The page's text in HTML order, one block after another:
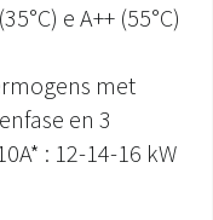
e A++ (55°C)
met
en 3
: 12-14-16 kW